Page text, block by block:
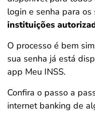
login e senha para
instituições
O processo é bem
sua senha já está
app Meu INSS.
Confira o passo a
internet banking de